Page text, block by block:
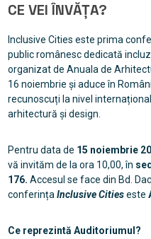
CE VEI ÎNVĂȚA?
Inclusive Cities este prima
public românesc dedicată
organizat de Anuala de
16 noiembrie și aduce în
recunoscuți la nivel
arhitectură și design.
Pentru data de 15 noiembrie
vă invităm de la ora 10,00, în
176. Accesul se face din Bd.
conferința Inclusive Citieseste
Ce reprezintă Auditoriumul?